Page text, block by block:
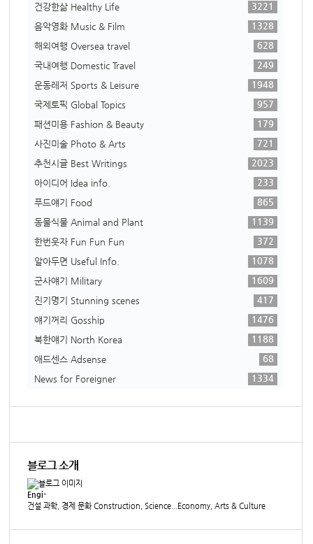
건강한삶 Healthy Life
3221
음악영화 Music & Film
1328
해외여행 Oversea travel
628
국내여행 Domestic Travel
249
운동레저 Sports & Leisure
1948
국제토픽 Global Topics
957
패션미용 Fashion & Beauty
179
사진미술 Photo & Arts
721
추천시글 Best Writings
2023
아이디어 Idea info.
233
푸드얘기 Food
865
동물식물 Animal and Plant
1139
한번웃자 Fun Fun Fun
372
알아두면 Useful Info.
1078
군사얘기 Military
1609
진기명기 Stunning scenes
417
얘기꺼리 Gosship
1476
북한얘기 North Korea
1188
애드센스 Adsense
68
News for Foreigner
1334
블로그 소개
Engi-
건설 과학, 경제 문화 Construction, Science...Economy, Arts & Culture